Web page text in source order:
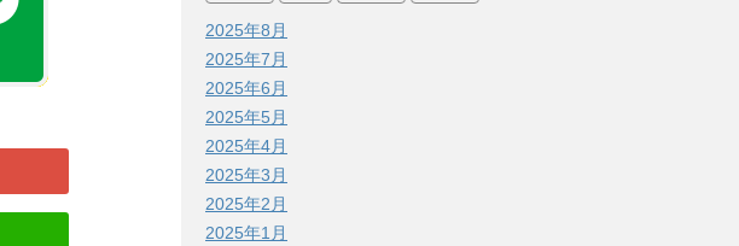
2025年8月
2025年7月
2025年6月
2025年5月
2025年4月
2025年3月
2025年2月
2025年1月